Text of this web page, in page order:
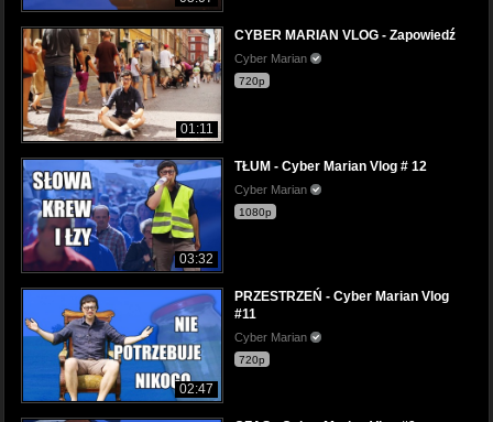
01:11
CYBER MARIAN VLOG - Zapowiedź
Cyber Marian
720p
03:32
TŁUM - Cyber Marian Vlog # 12
Cyber Marian
1080p
02:47
PRZESTRZEŃ - Cyber Marian Vlog
#11
Cyber Marian
720p